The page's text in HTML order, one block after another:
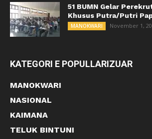
51 BUMN Gelar
Khusus Putra/Putri
MANOKWARI November 1,
KATEGORI E POPULLARIZUAR
MANOKWARI
NASIONAL
KAIMANA
TELUK BINTUNI